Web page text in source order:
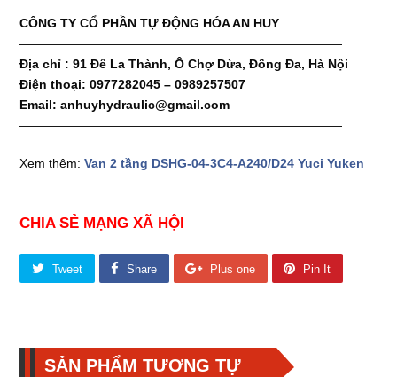
CÔNG TY CỔ PHẦN TỰ ĐỘNG HÓA AN HUY
——————————————————————————
Địa chỉ : 91 Đê La Thành, Ô Chợ Dừa, Đống Đa, Hà Nội
Điện thoại: 0977282045 – 0989257507
Email: anhuyhydraulic@gmail.com
——————————————————————————
Xem thêm:Van 2 tầng DSHG-04-3C4-A240/D24 Yuci Yuken
CHIA SẺ MẠNG XÃ HỘI
Tweet Share Plus one Pin It
SẢN PHẨM TƯƠNG TỰ